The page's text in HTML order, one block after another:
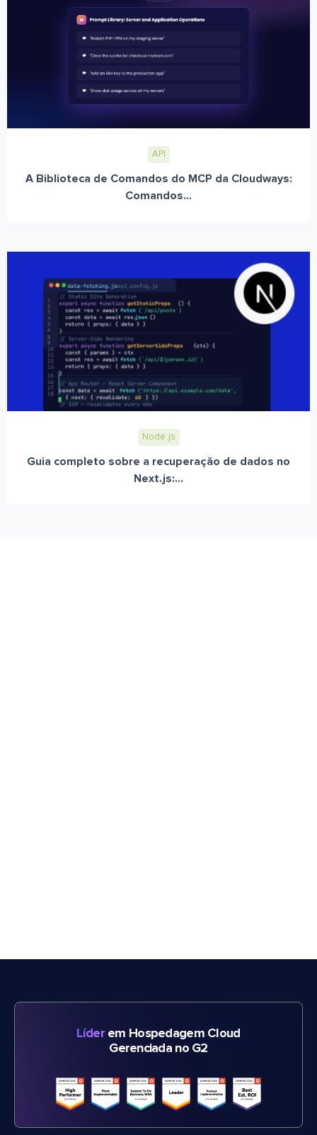
API
A Biblioteca de Comandos do MCP da Cloudways:
Comandos...
Node.js
Guia completo sobre a recuperação de dados no
Next.js:...
Líderem Hospedagem Cloud
Gerenciada no G2